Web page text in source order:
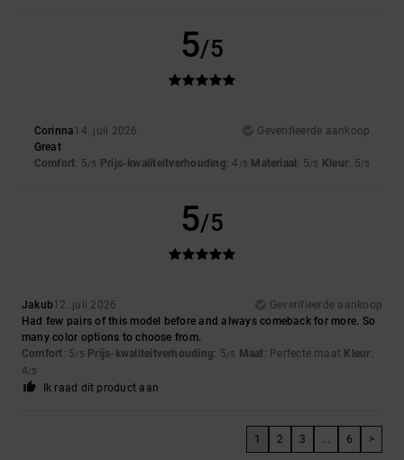
5/5
Corinna14. juli 2026
Geverifieerde aankoop
Great
Comfort: 5/5 Prijs-kwaliteitverhouding: 4 /5 Materiaal: 5/5 Kleur: 5/5
5/5
Jakub12. juli 2026
Geverifieerde aankoop
Had few pairs of this model before and always comeback for more. So
many color options to choose from.
Comfort: 5/5 Prijs-kwaliteitverhouding: 5/5 Maat: Perfecte maat Kleur:
4/5
Ik raad dit product aan
1 2 3 6 >